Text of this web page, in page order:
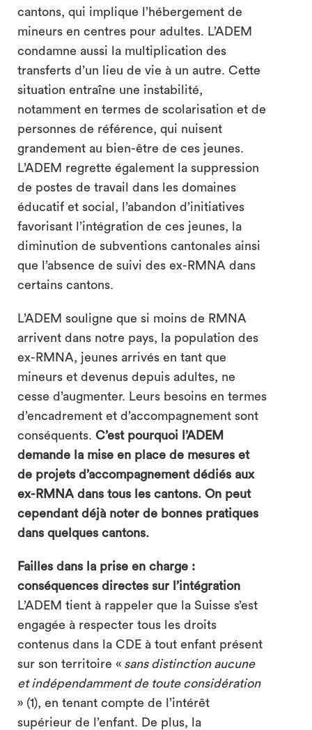
cantons, qui implique l’hébergement de
mineurs en centres pour adultes. L’ADEM
condamne aussi la multiplication des
transferts d’un lieu de vie à un autre. Cette
situation entraîne une instabilité,
notamment en termes de scolarisation et de
personnes de référence, qui nuisent
grandement au bien-être de ces jeunes.
L’ADEM regrette également la suppression
de postes de travail dans les domaines
éducatif et social, l’abandon d’initiatives
favorisant l’intégration de ces jeunes, la
diminution de subventions cantonales ainsi
que l’absence de suivi des ex-RMNA dans
certains cantons.
L’ADEM souligne que si moins de RMNA
arrivent dans notre pays, la population des
ex-RMNA, jeunes arrivés en tant que
mineurs et devenus depuis adultes, ne
cesse d’augmenter. Leurs besoins en termes
d’encadrement et d’accompagnement sont
conséquents. C’est pourquoi l’ADEM
demande la mise en place de mesures et
de projets d’accompagnement dédiés aux
ex-RMNA dans tous les cantons. On peut
cependant déjà noter de bonnes pratiques
dans quelques cantons.
Failles dans la prise en charge :
conséquences directes sur l’intégration
L’ADEM tient à rappeler que la Suisse s’est
engagée à respecter tous les droits
contenus dans la CDE à tout enfant présent
sur son territoire «sans distinction aucune
et indépendamment de toute considération
» (1), en tenant compte de l’intérêt
supérieur de l’enfant. De plus, la